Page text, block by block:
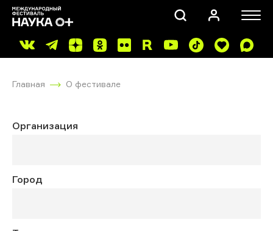
Главная О фестивале
Организация
Город